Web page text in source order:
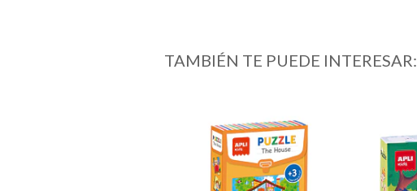
TAMBIÉN TE PUEDE INTERESAR: